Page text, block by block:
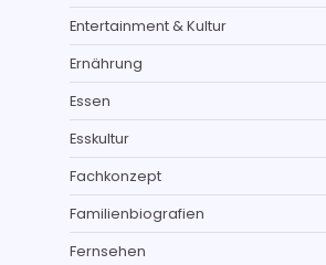
Entertainment & Kultur
Ernährung
Essen
Esskultur
Fachkonzept
Familienbiografien
Fernsehen